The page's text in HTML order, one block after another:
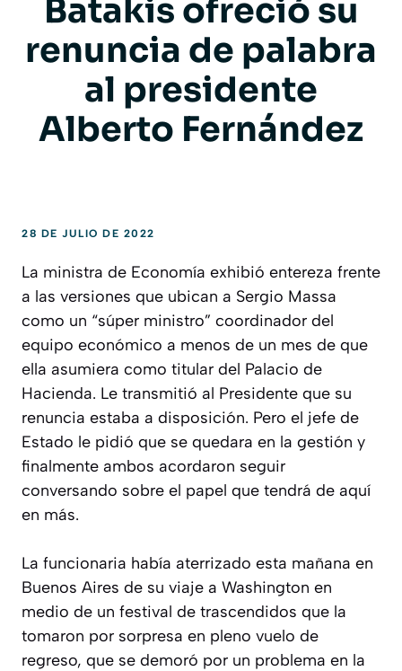
Batakis ofreció su
renuncia de palabra
al presidente
Alberto Fernández
28 DE JULIO DE 2022
La ministra de Economía exhibió entereza frente
a las versiones que ubican a Sergio Massa
como un “súper ministro” coordinador del
equipo económico a menos de un mes de que
ella asumiera como titular del Palacio de
Hacienda. Le transmitió al Presidente que su
renuncia estaba a disposición. Pero el jefe de
Estado le pidió que se quedara en la gestión y
finalmente ambos acordaron seguir
conversando sobre el papel que tendrá de aquí
en más.
La funcionaria había aterrizado esta mañana en
Buenos Aires de su viaje a Washington en
medio de un festival de trascendidos que la
tomaron por sorpresa en pleno vuelo de
regreso, que se demoró por un problema en la